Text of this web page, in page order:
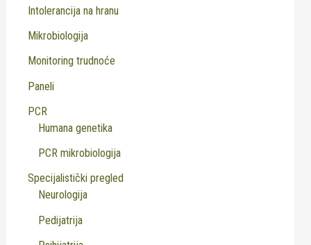
Intolerancija na hranu
Mikrobiologija
Monitoring trudnoće
Paneli
PCR
Humana genetika
PCR mikrobiologija
Specijalistički pregled
Neurologija
Pedijatrija